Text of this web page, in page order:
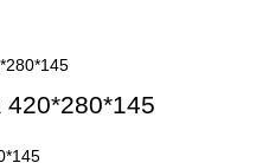
420*280*145